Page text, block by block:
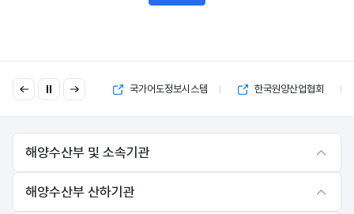
이
다
국고보조금 부정수급 제보 국가어도정보시스템 한국원양산업협회
해양수산부 및 소속기관
해양수산부 산하기관